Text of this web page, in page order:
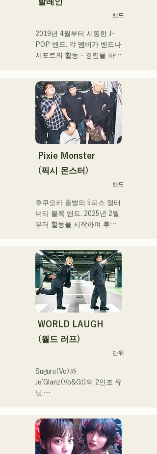
2017년부터 거점을 후쿠오
카로 되돌려 자신의 활동에
더해 라디오 퍼스널리티, 보
좋은 가성과 탁월한 가창력
을 겸비한 차세대를 담당하
는 싱어송 라이터.
밴드
2019년 4월부터 시동한 J-
POP 밴드. 각 멤버가 밴드나
서포트의 활동・경험을 하고
CHiKa의 투명감 있는 목소
리, 등신대의 가사를 어딘가
그리운 멜로디에 올린 곡은
폭넓은 세대의 지지를 얻고
있다. 그 악곡을 지원하도록
멤버의 개성이 살려 그 소리
도 부드럽게 따뜻하다.
하우스와 야외 이벤트 등에
출연 중. 또 SNS에서의 동영
하고 있다.
Pixie Monster
(픽시 몬스터)
밴드
후쿠오카 출발의 5피스 얼터
너티 블록 밴드. 2025년 2월
부터 활동을 시작하여 후쿠
로움이나 갈등에 다가가는
가사, 귀에 남는 기타 리프를
의식해, 듣는 사람의 마음에
새겨지는 듯한 사운드 만들
기를 목표로 하고 있다.
WORLD LAUGH
(월드 러프)
단위
Suguru(Vo)와
Je’Glanz(Vo&Gt)의 2인조 유
닛.
정력적으로 활동 중.
SNS 동영상 총 재생수 350
만회 재생 넘어, SNS총 팔로